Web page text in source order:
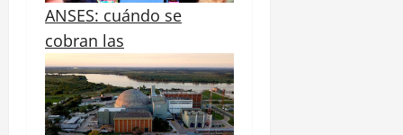
ANSES: cuándo se
cobran las